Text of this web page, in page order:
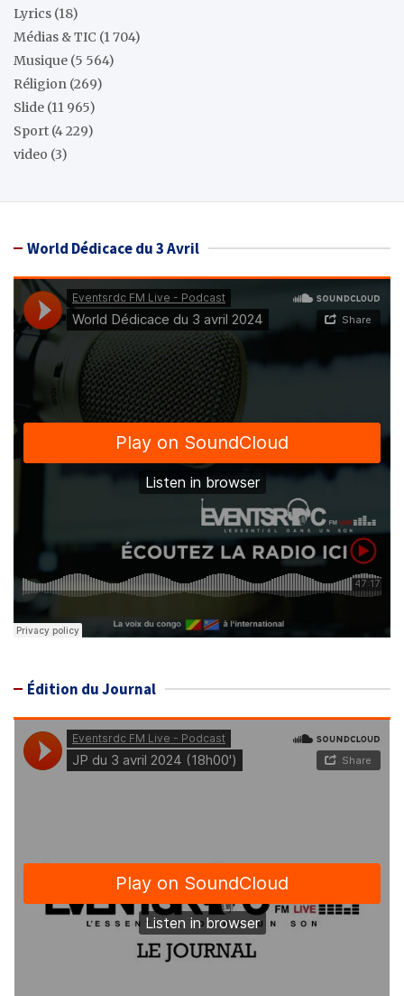
Lyrics (18)
Médias & TIC (1 704)
Musique (5 564)
Réligion (269)
Slide (11 965)
Sport (4 229)
video (3)
World Dédicace du 3 Avril
Édition du Journal